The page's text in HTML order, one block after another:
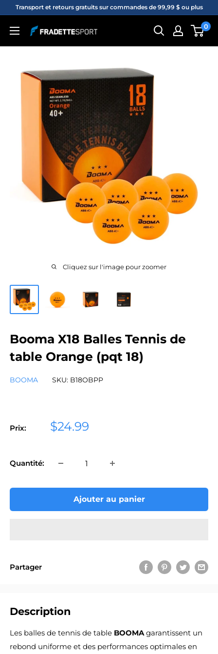
Passer
contenu
Transport et retours gratuits sur commandes de 99,99 $ ou plus
Fradette
sport
0
Cliquez sur l'image pour zoomer
Booma X18 Balles Tennis de
table Orange (pqt 18)
BOOMA SKU: B18OBPP
Prix:
Prix
$24.99
Quantité:
Ajouter au panier
Partager
Description
Les balles de tennis de table BOOMA garantissent un
rebond uniforme et des performances optimales en